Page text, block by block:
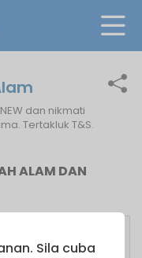
dan nikmati
Tertakluk T&S.
ALAM DAN
dari
Sila cuba